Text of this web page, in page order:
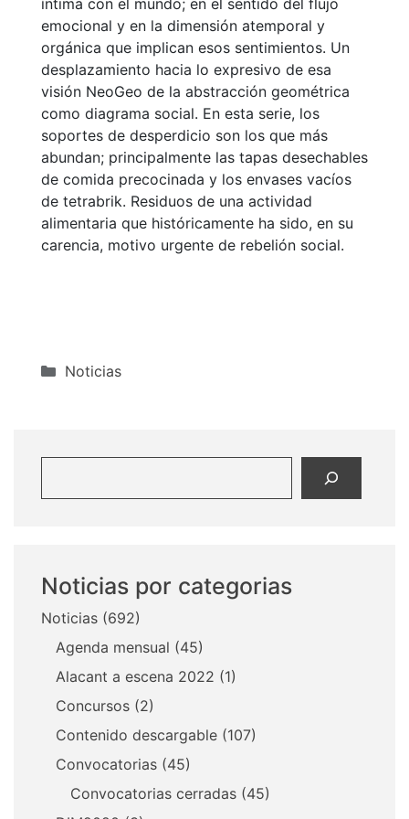
emocional y en la dimensión atemporal y
orgánica que implican esos sentimientos. Un
desplazamiento hacia lo expresivo de esa
visión NeoGeo de la abstracción geométrica
como diagrama social. En esta serie, los
soportes de desperdicio son los que más
abundan; principalmente las tapas desechables
de comida precocinada y los envases vacíos
de tetrabrik. Residuos de una actividad
alimentaria que históricamente ha sido, en su
carencia, motivo urgente de rebelión social.
Categorías
Noticias
Noticias por categorias
Noticias (692)
Agenda mensual (45)
Alacant a escena 2022 (1)
Concursos (2)
Contenido descargable (107)
Convocatorias (45)
Convocatorias cerradas (45)